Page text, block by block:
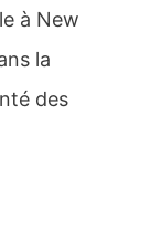
à New
la
des